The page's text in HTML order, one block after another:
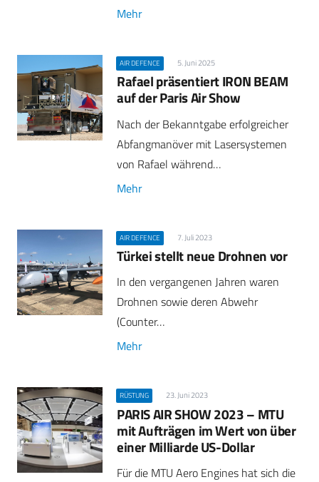
Mehr
AIR DEFENCE 5. Juni 2025
Rafael präsentiert IRON BEAM
auf der Paris Air Show
Nach der Bekanntgabe erfolgreicher
Abfangmanöver mit Lasersystemen
von Rafael während…
Mehr
AIR DEFENCE 7. Juli 2023
Türkei stellt neue Drohnen vor
In den vergangenen Jahren waren
Drohnen sowie deren Abwehr
(Counter…
Mehr
RÜSTUNG 23. Juni 2023
PARIS AIR SHOW 2023 – MTU
mit Aufträgen im Wert von über
einer Milliarde US-Dollar
Für die MTU Aero Engines hat sich die